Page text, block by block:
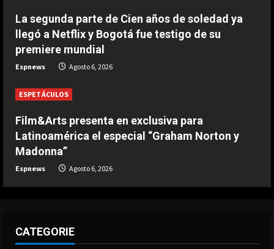
4
diciembre, pero quería escuchar a
mi cuerpo”
Agosto 6, 2026
5
del Al-Hilal
Agosto 6, 2026
La segunda parte de Cien años de soledad ya
llegó a Netflix y Bogotá fue testigo de su
premiere mundial
Espnews Agosto 6, 2026
ESPETÁCULOS
Film&Arts presenta en exclusiva para
Latinoamérica el especial “Graham Norton y
Madonna”
Espnews Agosto 6, 2026
CATEGORIE